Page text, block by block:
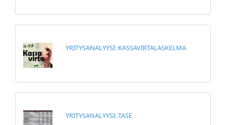
YRITYSANALYYSI: KASSAVIRTALASKELMA
YRITYSANALYYSI: TASE